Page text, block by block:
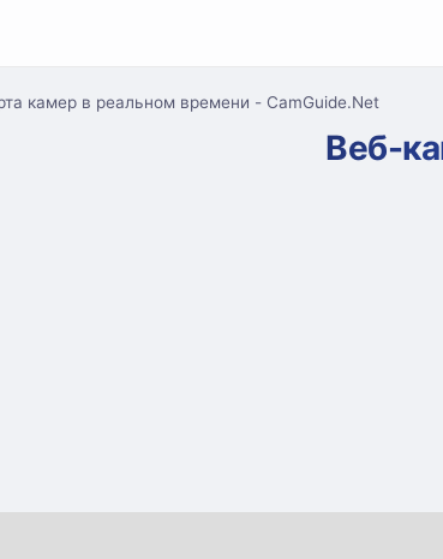
камер в реальном времени - CamGuide.Net
Веб-